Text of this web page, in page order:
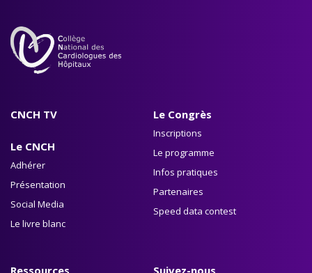
CNCH TV
Le CNCH
Adhérer
Présentation
Social Media
Le livre blanc
Le Congrès
Inscriptions
Le programme
Infos pratiques
Partenaires
Speed data contest
Ressources Suivez-nous